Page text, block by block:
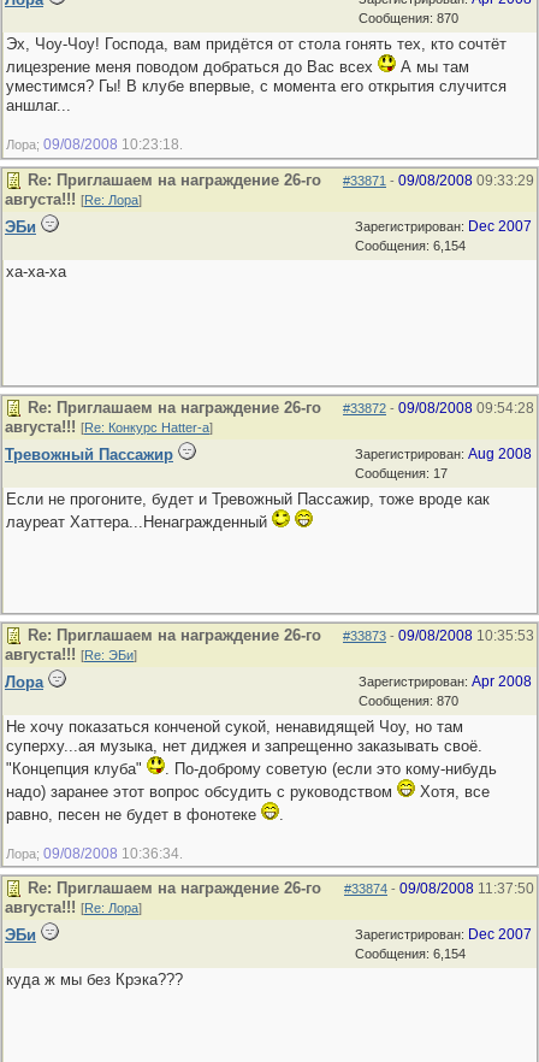
Сообщения: 870
Эх, Чоу-Чоу! Господа, вам придётся от стола гонять тех, кто сочтёт
лицезрение меня поводом добраться до Вас всех
А мы там
уместимся? Гы! В клубе впервые, с момента его открытия случится
аншлаг...
Лора; 09/08/2008 10:23:18
#33871 - 09/08/2008 09:33:29
Re: Приглашаем на награждение 26-го
августа!!! [Re: Лора]
Зарегистрирован: Dec 2007
Сообщения: 6,154
ЭБи
ха-ха-ха
#33872 - 09/08/2008 09:54:28
Re: Приглашаем на награждение 26-го
августа!!! [Re: Конкурс Hatter-a]
Зарегистрирован: Aug 2008
Сообщения: 17
Тревожный Пассажир
Если не прогоните, будет и Тревожный Пассажир, тоже вроде как
лауреат Хаттера...Ненагражденный
#33873 - 09/08/2008 10:35:53
Re: Приглашаем на награждение 26-го
августа!!! [Re: ЭБи]
Зарегистрирован: Apr 2008
Сообщения: 870
Лора
Не хочу показаться конченой сукой, ненавидящей Чоу, но там
суперху...ая музыка, нет диджея и запрещенно заказывать своё.
"Концепция клуба"
. По-доброму советую (если это кому-нибудь
надо) заранее этот вопрос обсудить с руководством
Хотя, все
равно, песен не будет в фонотеке
.
Лора; 09/08/2008 10:36:34
#33874 - 09/08/2008 11:37:50
Re: Приглашаем на награждение 26-го
августа!!! [Re: Лора]
Зарегистрирован: Dec 2007
Сообщения: 6,154
ЭБи
куда ж мы без Крэка???